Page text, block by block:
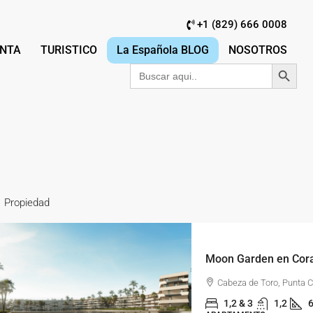
+1 (829) 666 0008
TURISTICO La Española BLOG
NOSOTROS
Buscar:
Botón de
Propiedad
Cabeza de Toro, Punta
1,2 & 3 1,2